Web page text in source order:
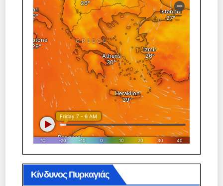
Κίνδυνος Πυρκαγιάς